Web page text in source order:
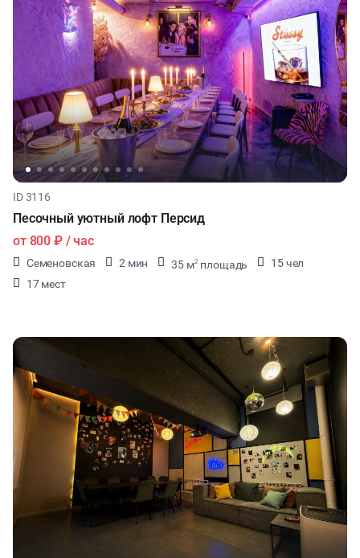
ID 3116
Песочный уютный лофт Персид
от 800 ₽/ час
Семеновская 2 мин 35 м2 площадь
15 чел
17 мест